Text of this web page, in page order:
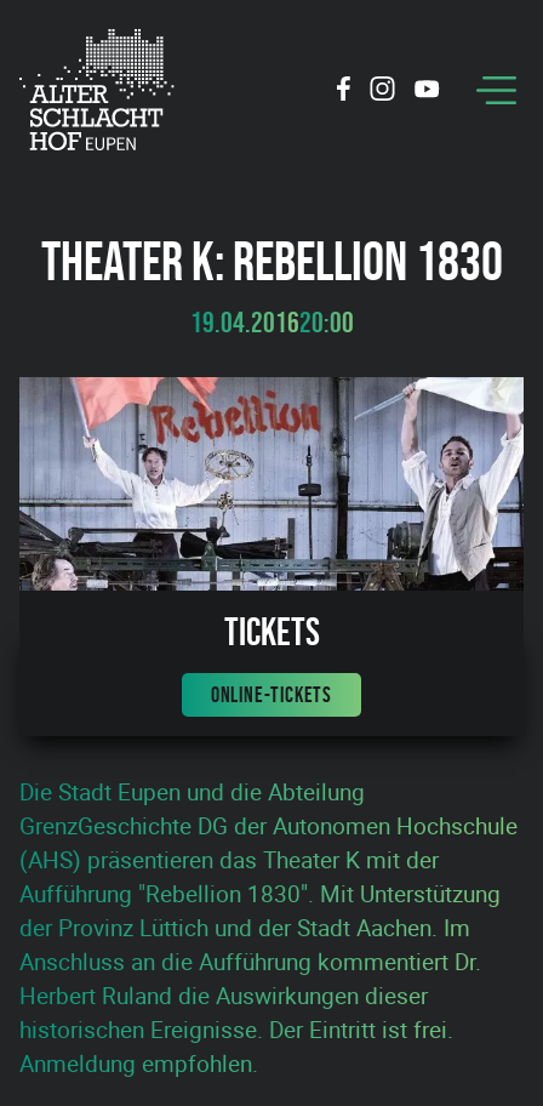
THEATER K: REBELLION 1830
19.04.201620:00
Tickets
ONLINE-TICKETS
Die Stadt Eupen und die Abteilung
GrenzGeschichte DG der Autonomen Hochschule
(AHS) präsentieren das Theater K mit der
Aufführung "Rebellion 1830". Mit Unterstützung
der Provinz Lüttich und der Stadt Aachen. Im
Anschluss an die Aufführung kommentiert Dr.
Herbert Ruland die Auswirkungen dieser
historischen Ereignisse. Der Eintritt ist frei.
Anmeldung empfohlen.